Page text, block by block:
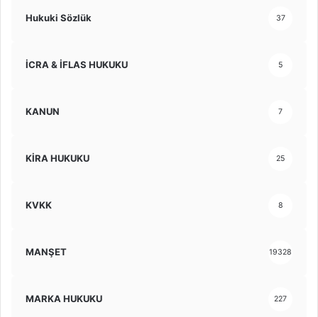
Hukuki Sözlük 37
İCRA & İFLAS HUKUKU 5
KANUN 7
KİRA HUKUKU 25
KVKK 8
MANŞET 19328
MARKA HUKUKU 227